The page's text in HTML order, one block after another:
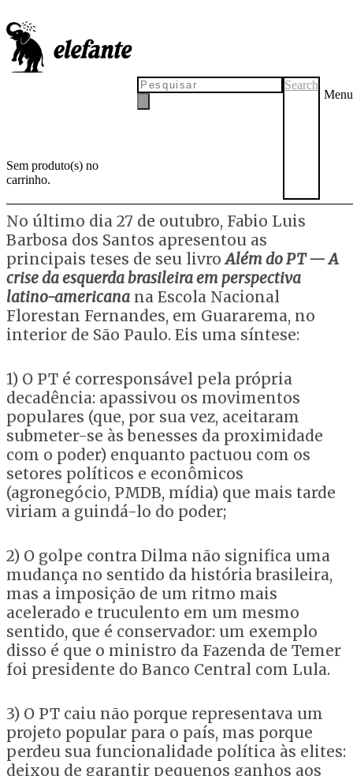
Sem produto(s) no
carrinho.
Search
Menu
Conheça as principais teses do
livroAlém do PT
No último dia 27 de outubro, Fabio Luis Barbosa dos Santos
apresentou um resumo de seu ensaio na Escola Nacional Florestan
No último dia 27 de outubro, Fabio Luis
Barbosa dos Santos apresentou as
principais teses de seu livroAlém do PT — A
crise da esquerda brasileira em perspectiva
latino-americana na Escola Nacional
Florestan Fernandes, em Guararema, no
interior de São Paulo. Eis uma síntese:
1) O PT é corresponsável pela própria
decadência: apassivou os movimentos
populares (que, por sua vez, aceitaram
submeter-se às benesses da proximidade
com o poder) enquanto pactuou com os
setores políticos e econômicos
(agronegócio, PMDB, mídia) que mais tarde
viriam a guindá-lo do poder;
2) O golpe contra Dilma não significa uma
mudança no sentido da história brasileira,
mas a imposição de um ritmo mais
acelerado e truculento em um mesmo
sentido, que é conservador: um exemplo
disso é que o ministro da Fazenda de Temer
foi presidente do Banco Central com Lula.
3) O PT caiu não porque representava um
projeto popular para o país, mas porque
perdeu sua funcionalidade política às elites:
deixou de garantir pequenos ganhos aos